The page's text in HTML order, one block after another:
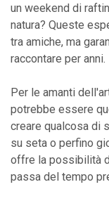
un weekend di
natura? Queste
tra amiche, ma
raccontare per anni.
Per le amanti
potrebbe essere
creare qualcosa di
su seta o perfino
offre la possibilità
passa del tempo